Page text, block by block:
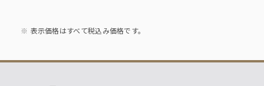
表示価格はすべて税込み価格です。